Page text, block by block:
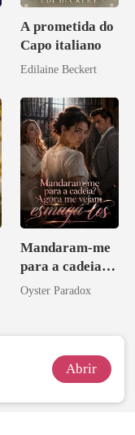
A prometida do
Capo italiano
Edilaine Beckert
Mandaram-me
para a cadeia?
Agora me
Oyster Paradox
Abrir